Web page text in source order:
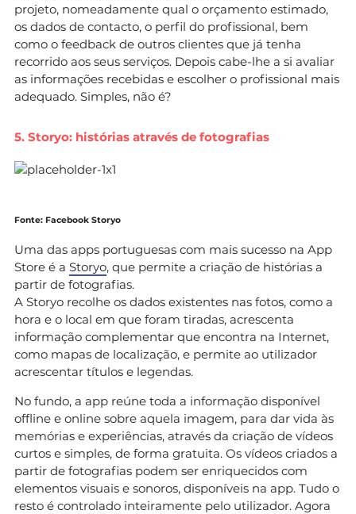
projeto, nomeadamente qual o orçamento estimado,
os dados de contacto, o perfil do profissional, bem
como o feedback de outros clientes que já tenha
recorrido aos seus serviços. Depois cabe-lhe a si avaliar
as informações recebidas e escolher o profissional mais
adequado. Simples, não é?
5. Storyo: histórias através de fotografias
Fonte: Facebook Storyo
Uma das apps portuguesas com mais sucesso na App
Store é a Storyo, que permite a criação de histórias a
partir de fotografias.
A Storyo recolhe os dados existentes nas fotos, como a
hora e o local em que foram tiradas, acrescenta
informação complementar que encontra na Internet,
como mapas de localização, e permite ao utilizador
acrescentar títulos e legendas.
No fundo, a app reúne toda a informação disponível
offline e online sobre aquela imagem, para dar vida às
memórias e experiências, através da criação de vídeos
curtos e simples, de forma gratuita. Os vídeos criados a
partir de fotografias podem ser enriquecidos com
elementos visuais e sonoros, disponíveis na app. Tudo o
resto é controlado inteiramente pelo utilizador. Agora